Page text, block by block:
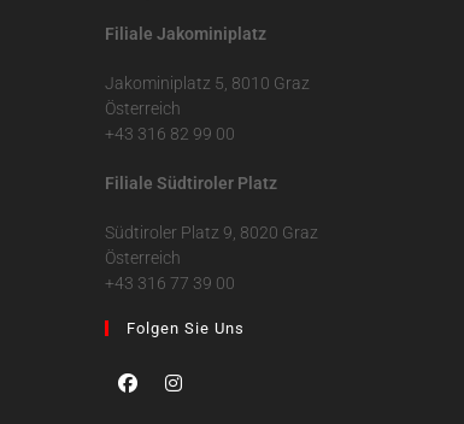
Filiale Jakominiplatz
Jakominiplatz 5, 8010 Graz
Österreich
+43 316 82 99 00
Filiale Südtiroler Platz
Südtiroler Platz 9, 8020 Graz
Österreich
+43 316 77 39 00
Folgen Sie Uns